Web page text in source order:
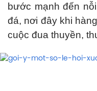
bước mạnh đến
đá, nơi đây khi
cuộc đua thuyền,